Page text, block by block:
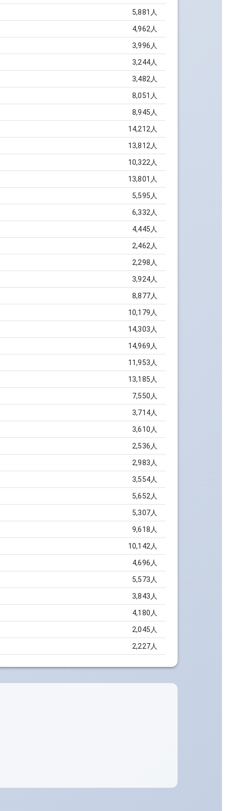
5,881 人
4,962 人
3,996 人
3,244人
3,482 人
8,051 人
8,945 人
14,212 人
13,812 人
10,322 人
13,801 人
5,595 人
6,332 人
4,445 人
2,462 人
2,298 人
3,924人
8,877人
10,179 人
14,303 人
14,969 人
11,953 人
13,185 人
7,550 人
3,714人
3,610 人
2,536 人
2,983 人
3,554人
5,652 人
5,307人
9,618 人
10,142 人
4,696 人
5,573 人
3,843 人
4,180 人
2,045 人
2,227人